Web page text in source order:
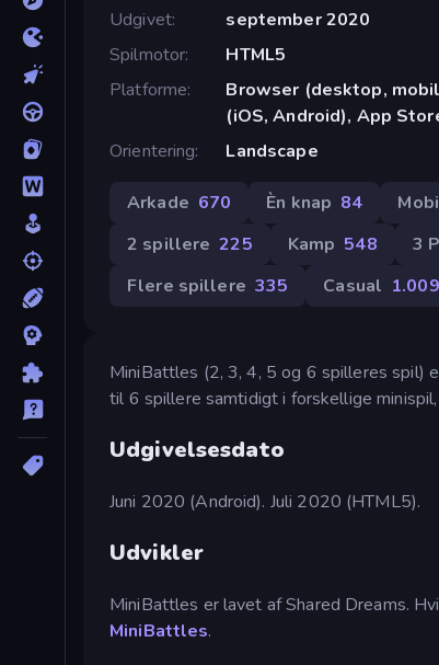
Udgivet
september 2020
Spilmotor
HTML5
Platforme
Browser (desktop,
(iOS, Android), App
Orientering
Landscape
Arkade 670 Èn knap 84
2 spillere 225 Kamp 548 3
Flere spillere 335 Casual 1.009
MiniBattles (2, 3, 4, 5 og 6 spilleres spil)
til 6 spillere samtidigt i forskellige
Udgivelsesdato
Juni 2020 (Android). Juli 2020 (HTML5).
Udvikler
MiniBattles er lavet af Shared Dreams.
MiniBattles.